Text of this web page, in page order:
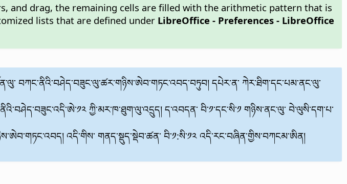
and drag, the remaining cells are filled with the arithmetic pattern that is
lists that are defined under LibreOffice - Preferences- LibreOffice
བཀང་ནིའི་བཤེད་བཟུང་ལུ་ཚར་གཉིས་ཨེབ་གཏང་འབད་བཏུབ། དཔེར་ན་ ཀེར་ཐིག་དང་པམ་ནང་ལུ་
ཀྱི་མར་ཁ་ཐུག་ལུ་འདྲུད། ད་འབདན་ བི་༡་དང་སི་༡ གཉིས་ནང་ལུ་ བེ་ལུསི་དག་པ་
འདི་གིས་ གནད་སྡུད་སྡེབ་ཚན་ བི་༡:སི་༡༢ འདི་རང་བཞིན་གྱིས་བཀངམ་ཨིན།